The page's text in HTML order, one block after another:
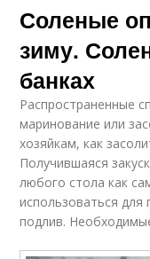
Соленые
зиму.
банках
Распространенные
маринование или
хозяйкам, как
Получившаяся
любого стола как
использоваться для
подлив.